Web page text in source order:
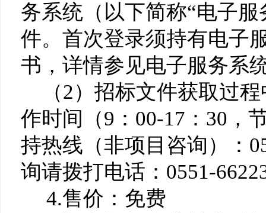
务系统（以下简称“电子
件。首次登录须持有电子
书，详情参见电子服务系
（2）招标文件获取过程
作时间（9：00-17：30，
持热线（非项目咨询）：
询请拨打电话：0551-
4.售价：免费